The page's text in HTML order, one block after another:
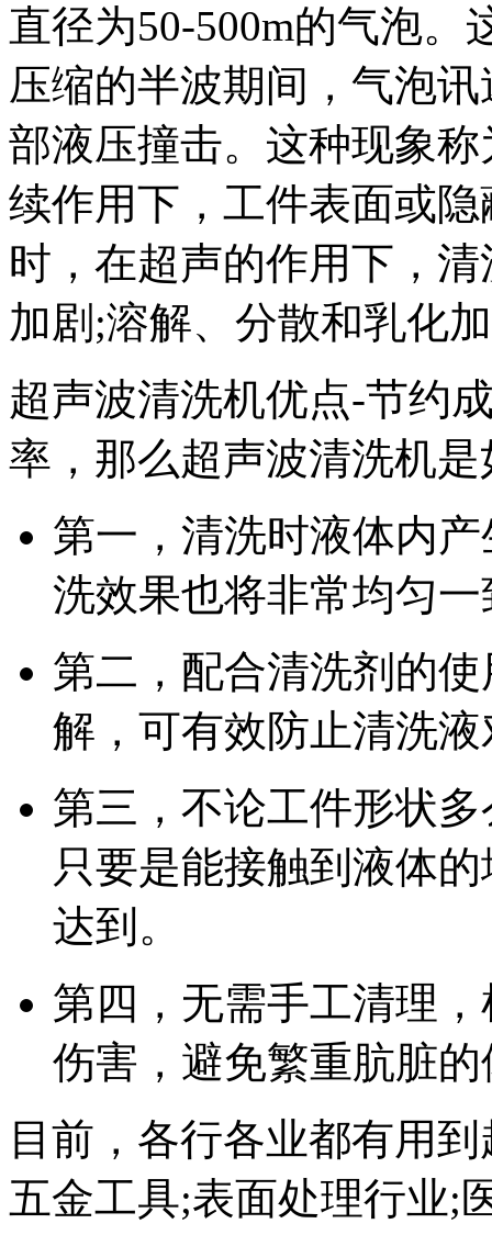
直径为50-500m的气泡
压缩的半波期间，气泡
部液压撞击。这种现象
续作用下，工件表面或
时，在超声的作用下，
加剧;溶解、分散和乳化
超声波清洗机优点-节约
率，那么超声波清洗机
第一，清洗时液体内
洗效果也将非常均匀一
第二，配合清洗剂的
解，可有效防止清洗
第三，不论工件形状
只要是能接触到液体
达到。
第四，无需手工清理
伤害，避免繁重肮脏
目前，各行各业都有用
五金工具;表面处理行业;